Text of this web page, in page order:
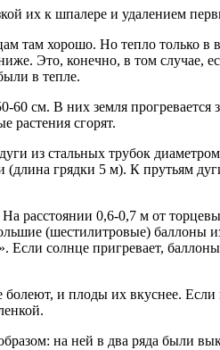
их к шпалере и удалением
там хорошо. Но тепло только
Это, конечно, в том
в тепле.
см. В них земля
растения сгорят.
из стальных трубок
грядки 5 м). К прутьям
расстоянии 0,6-0,7 м от
(шестилитровые)
Если солнце пригревает,
и плоды их вкуснее. Если
на ней в два ряда